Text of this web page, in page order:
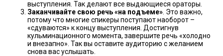
выступления. Так делают все выдающиеся ораторы.
Заканчивайте свою речь «на подъеме» . Это важно,
потому что многие спикеры поступают наоборот –
«сдуваются» к концу выступления. Достигнув
кульминационного момента, завершите речь «холодно
и внезапно». Так вы оставите аудиторию с желанием
снова вас услышать.